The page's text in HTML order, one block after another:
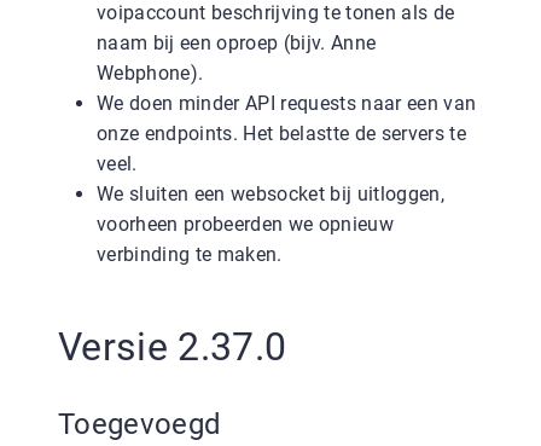
voipaccount beschrijving te tonen als de
naam bij een oproep (bijv. Anne
Webphone).
We doen minder API requests naar een van
onze endpoints. Het belastte de servers te
veel.
We sluiten een websocket bij uitloggen,
voorheen probeerden we opnieuw
verbinding te maken.
Versie 2.37.0
Toegevoegd